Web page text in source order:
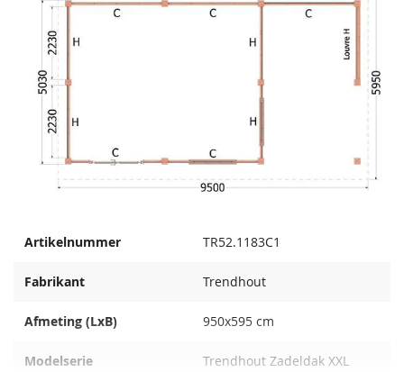
Artikelnummer TR52.1183C1
Fabrikant Trendhout
Afmeting (LxB) 950x595 cm
Modelserie Trendhout Zadeldak XXL